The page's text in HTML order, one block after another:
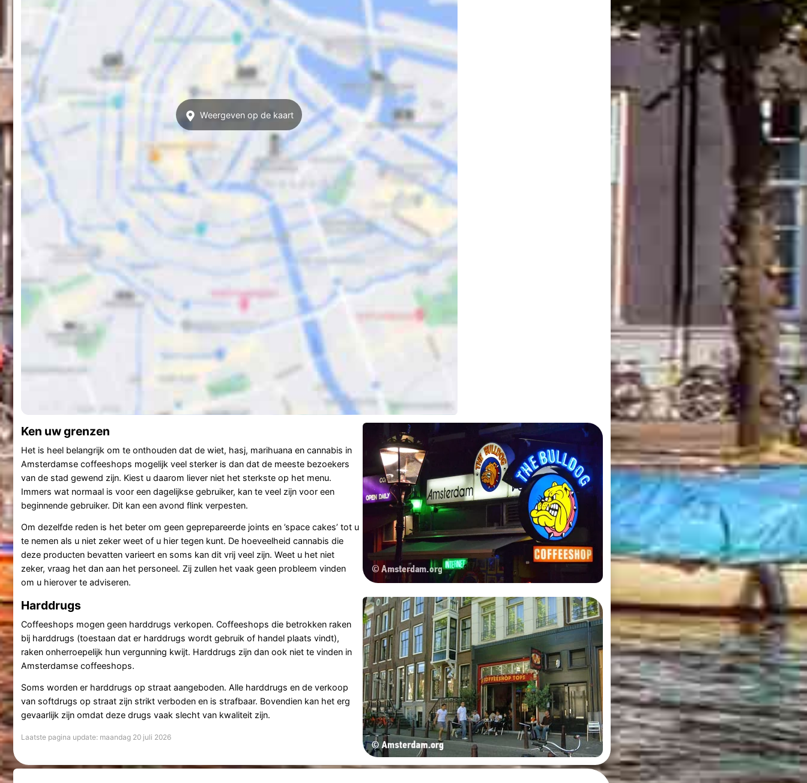
Weergeven op de kaart
Ken uw grenzen
Het is heel belangrijk om te onthouden dat de wiet, hasj, marihuana en cannabis in
Amsterdamse coffeeshops mogelijk veel sterker is dan dat de meeste bezoekers
van de stad gewend zijn. Kiest u daarom liever niet het sterkste op het menu.
Immers wat normaal is voor een dagelijkse gebruiker, kan te veel zijn voor een
beginnende gebruiker. Dit kan een avond flink verpesten.
Om dezelfde reden is het beter om geen geprepareerde joints en ’space cakes’ tot u
te nemen als u niet zeker weet of u hier tegen kunt. De hoeveelheid cannabis die
deze producten bevatten varieert en soms kan dit vrij veel zijn. Weet u het niet
zeker, vraag het dan aan het personeel. Zij zullen het vaak geen probleem vinden
om u hierover te adviseren.
Harddrugs
Coffeeshops mogen geen harddrugs verkopen. Coffeeshops die betrokken raken
bij harddrugs (toestaan dat er harddrugs wordt gebruik of handel plaats vindt),
raken onherroepelijk hun vergunning kwijt. Harddrugs zijn dan ook niet te vinden in
Amsterdamse coffeeshops.
Soms worden er harddrugs op straat aangeboden. Alle harddrugs en de verkoop
van softdrugs op straat zijn strikt verboden en is strafbaar. Bovendien kan het erg
gevaarlijk zijn omdat deze drugs vaak slecht van kwaliteit zijn.
Laatste pagina update: maandag 20 juli 2026